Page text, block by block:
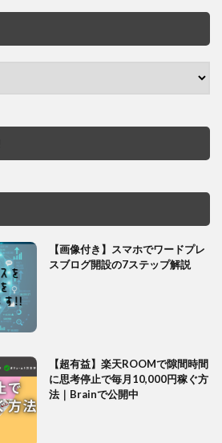
【画像付き】スマホでワードプレ
スブログ開設の7ステップ解説
【超有益】楽天ROOMで隙間時間
に思考停止で毎月10,000円稼ぐ方
法｜Brainで公開中